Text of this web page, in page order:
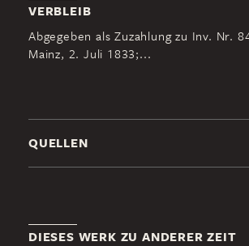
VERBLEIB
Abgegeben als Zuzahlung zu Inv. Nr.
Mainz, 2. Juli 1833;...
QUELLEN
DIESES WERK ZU ANDERER ZEIT